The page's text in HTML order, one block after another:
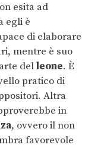
esita ad
egli è
di elaborare
mentre è suo
delleone. È
pratico di
Altra
in
, ovvero il non
favorevole